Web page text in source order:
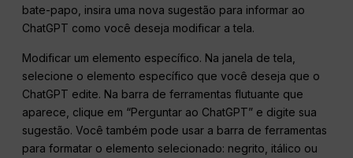
bate-papo, insira uma nova sugestão para informar ao
ChatGPT como você deseja modificar a tela.
Modificar um elemento específico. Na janela de tela,
selecione o elemento específico que você deseja que o
ChatGPT edite. Na barra de ferramentas flutuante que
aparece, clique em “Perguntar ao ChatGPT” e digite sua
sugestão. Você também pode usar a barra de ferramentas
para formatar o elemento selecionado: negrito, itálico ou